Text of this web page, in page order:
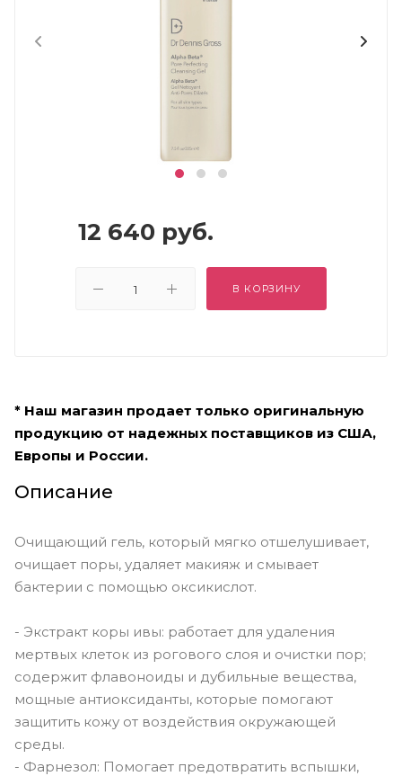
12 640 руб.
В КОРЗИНУ
* Наш магазин продает только оригинальную
продукцию от надежных поставщиков из США,
Европы и России.
Описание
Очищающий гель, который мягко отшелушивает,
очищает поры, удаляет макияж и смывает
бактерии с помощью оксикислот.
- Экстракт коры ивы: работает для удаления
мертвых клеток из рогового слоя и очистки пор;
содержит флавоноиды и дубильные вещества,
мощные антиоксиданты, которые помогают
защитить кожу от воздействия окружающей
среды.
- Фарнезол: Помогает предотвратить вспышки,